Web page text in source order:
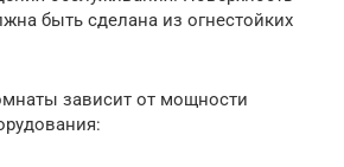
быть сделана из огнестойких
зависит от мощности